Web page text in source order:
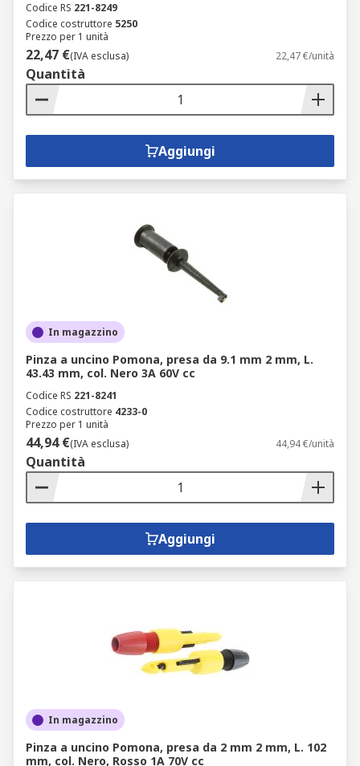
Codice RS 221-8249
Codice costruttore 5250
Prezzo per 1 unità
22,47 €(IVA esclusa) 22,47 €/unità
Quantità
Aggiungi
In magazzino
Pinza a uncino Pomona, presa da 9.1 mm 2 mm, L.
43.43 mm, col. Nero 3A 60V cc
Codice RS 221-8241
Codice costruttore 4233-0
Prezzo per 1 unità
44,94 €(IVA esclusa) 44,94 €/unità
Quantità
Aggiungi
In magazzino
Pinza a uncino Pomona, presa da 2 mm 2 mm, L. 102
mm, col. Nero, Rosso 1A 70V cc